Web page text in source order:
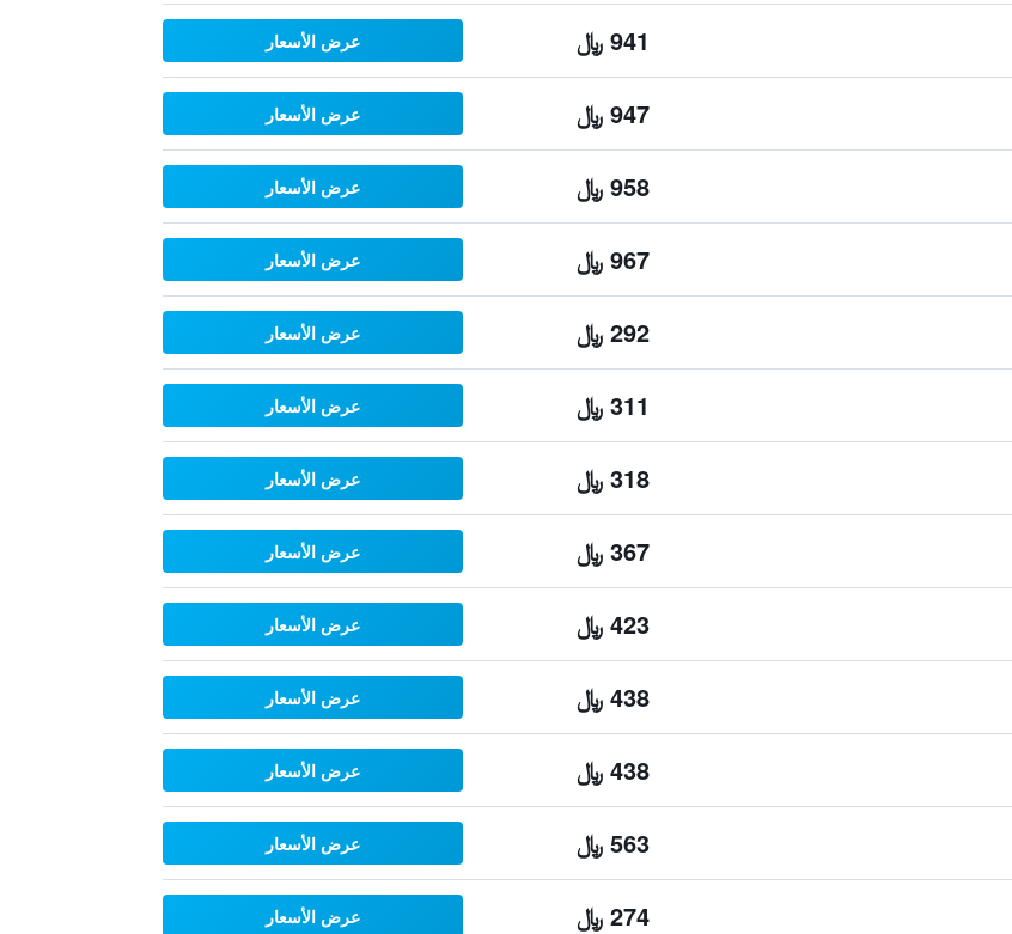
941 ﷼ عرض الأسعار
947 ﷼ عرض الأسعار
958 ﷼ عرض الأسعار
967 ﷼ عرض الأسعار
292 ﷼ عرض الأسعار
311 ﷼ عرض الأسعار
318 ﷼ عرض الأسعار
367 ﷼ عرض الأسعار
423 ﷼ عرض الأسعار
438 ﷼ عرض الأسعار
438 ﷼ عرض الأسعار
563 ﷼ عرض الأسعار
274 ﷼ عرض الأسعار